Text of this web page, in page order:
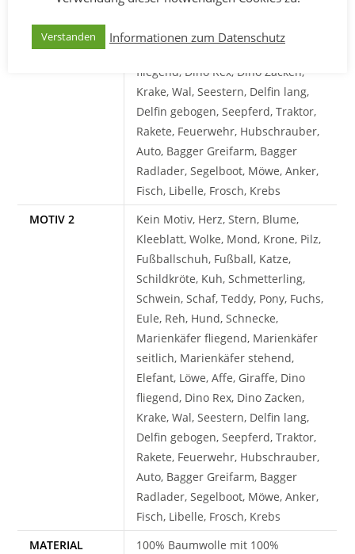
seitlich, Marienkäfer stehend,
fliegend, Dino Rex, Dino Zacken,
Krake, Wal, Seestern, Delfin lang,
Delfin gebogen, Seepferd, Traktor,
Rakete, Feuerwehr, Hubschrauber,
Auto, Bagger Greifarm, Bagger
Radlader, Segelboot, Möwe, Anker,
Fisch, Libelle, Frosch, Krebs
MOTIV 2
Kein Motiv, Herz, Stern, Blume,
Kleeblatt, Wolke, Mond, Krone, Pilz,
Fußballschuh, Fußball, Katze,
Schildkröte, Kuh, Schmetterling,
Schwein, Schaf, Teddy, Pony, Fuchs,
Eule, Reh, Hund, Schnecke,
Marienkäfer fliegend, Marienkäfer
seitlich, Marienkäfer stehend,
Elefant, Löwe, Affe, Giraffe, Dino
fliegend, Dino Rex, Dino Zacken,
Krake, Wal, Seestern, Delfin lang,
Delfin gebogen, Seepferd, Traktor,
Rakete, Feuerwehr, Hubschrauber,
Auto, Bagger Greifarm, Bagger
Radlader, Segelboot, Möwe, Anker,
Fisch, Libelle, Frosch, Krebs
MATERIAL
100% Baumwolle mit 100%
Verstanden Informationen zum Datenschutz